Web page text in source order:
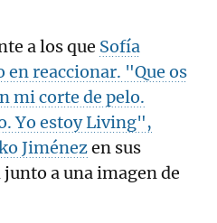
a los que Sofía
en reaccionar. "Que os
mi corte de pelo.
Yo estoy Living",
Jiménezen sus
a una imagen de